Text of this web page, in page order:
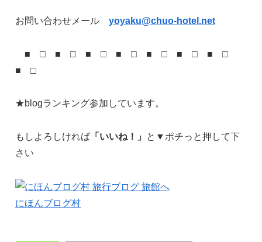
お問い合わせメール yoyaku@chuo-hotel.net
■ □ ■ □ ■ □ ■ □ ■ □ ■ □ ■ □
■ □
★blogランキング参加しています。
もしよろしければ 「いいね！」
と▼ポチっと押して下
さい
にほんブログ村